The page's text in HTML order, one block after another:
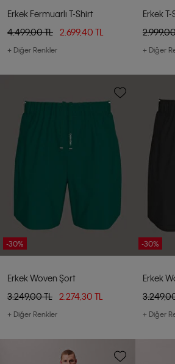
Erkek Fermuarlı T-Shirt
4.499,00 TL
2.699,40 TL
+ Diğer Renkler
Erkek
+ Diğer
-30%
Erkek Woven Şort
3.249,00 TL
2.274,30 TL
+ Diğer Renkler
-30%
Erkek
+ Diğer